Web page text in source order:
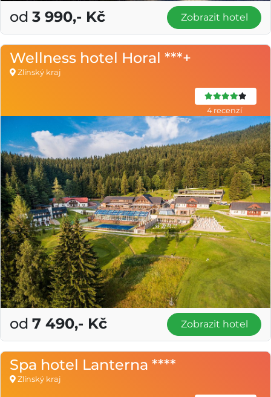
od 3 990,- Kč Zobrazit hotel
Wellness hotel Horal ***+
Zlínský kraj
4 recenzí
od 7 490,- Kč Zobrazit hotel
Spa hotel Lanterna ****
Zlínský kraj